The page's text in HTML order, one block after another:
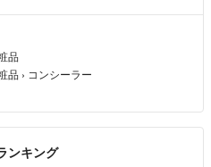
品
品 › コンシーラー
ンキング